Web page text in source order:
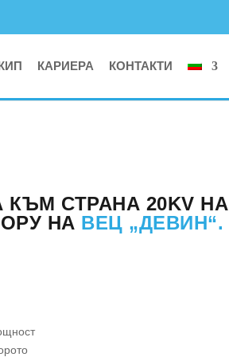
КАРИЕРА КОНТАКТИ
СТРАНА 20KV НА
НА ВЕЦ „ДЕВИН“.